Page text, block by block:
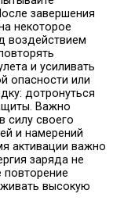
завершения
некоторое
воздействием
и усиливать
опасности или
дотронуться
Важно
силу своего
и намерений
активации важно
заряда не
повторение
высокую